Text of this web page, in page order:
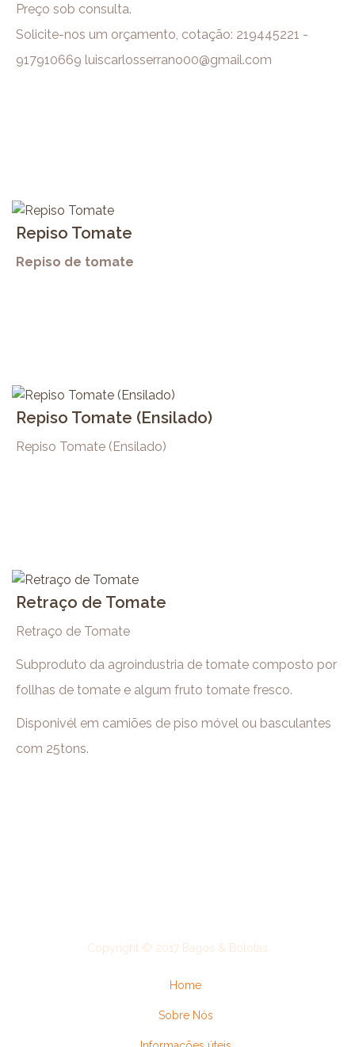
Preço sob consulta.
Solicite-nos um orçamento, cotação: 219445221 -
917910669 luiscarlosserrano00@gmail.com
Repiso Tomate
Repiso de tomate
Repiso Tomate (Ensilado)
Repiso Tomate (Ensilado)
Retraço de Tomate
Retraço de Tomate
Subproduto da agroindustria de tomate composto por
follhas de tomate e algum fruto tomate fresco.
Disponivél em camiões de piso móvel ou basculantes
com 25tons.
Copyright © 2017 Bagos & Bolotas
Home
Sobre Nós